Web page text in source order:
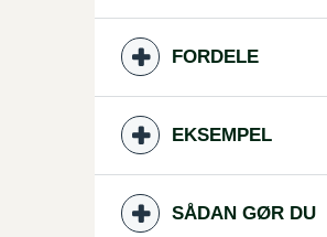
FORDELE
EKSEMPEL
SÅDAN GØR DU